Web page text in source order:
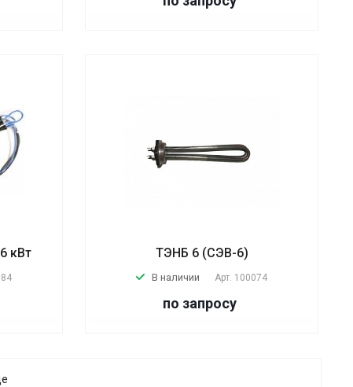
кВт ТЭНБ 6 (СЭВ-6)
В наличии Арт. 100074
по запросу